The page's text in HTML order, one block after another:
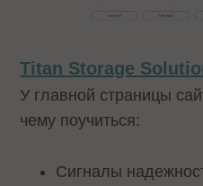
Titan Storage
У главной страницы
чему поучиться:
Сигналы